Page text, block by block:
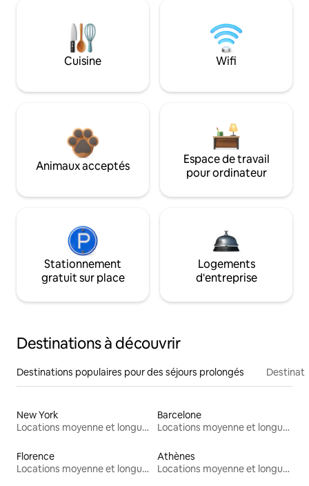
Cuisine Wifi
Animaux acceptés
Espace de travail
pour ordinateur
Stationnement
gratuit sur place
Logements
d'entreprise
Destinations à découvrir
Destinations populaires pour des séjours prolongés
New York
Locations moyenne et longue durée
Barcelone
Locations moyenne et longue durée
Florence
Locations moyenne et longue durée
Athènes
Locations moyenne et longue durée